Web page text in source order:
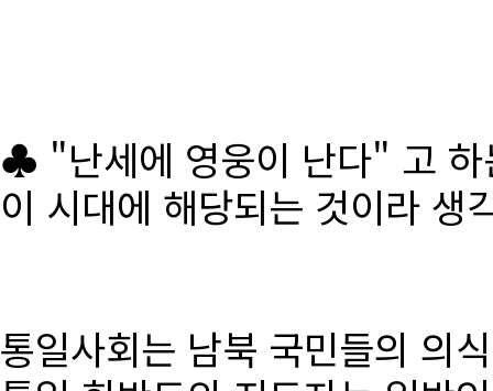
♣ "난세에 영웅이 난다" 고 하
이 시대에 해당되는 것이라 생
통일사회는 남북 국민들의 의